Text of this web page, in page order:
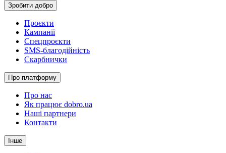
Зробити добро
Проєкти
Кампанії
Спецпроєкти
SMS-благодійність
Скарбнички
Про платформу
Про нас
Як працює dobro.ua
Наші партнери
Контакти
Інше